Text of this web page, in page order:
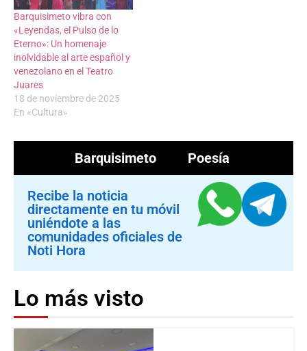
Barquisimeto vibra con
«Leyendas, el Pulso de lo
Eterno»: Un homenaje
inolvidable al arte español y
venezolano en el Teatro
Juares
18 de noviembre de 2025
En «Cultura»
Barquisimeto Poesía
Recibe la noticia
directamente en tu móvil
uniéndote a las
comunidades oficiales de
Noti Hora
Lo más visto